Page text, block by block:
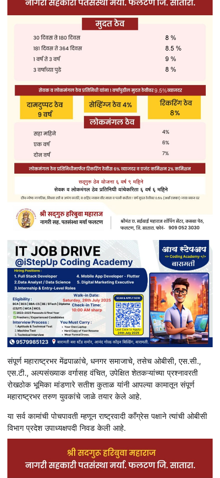
संपूर्ण महाराष्ट्रभर मेंढपाळांचे, धनगर समाजाचे, तसेच ओबीसी, एस.सी.,
एस.टी., अल्पसंख्याक वर्गासह वंचित, उपेक्षित शेतकऱ्यांच्या प्रश्नावरती
रोखठोक भूमिका मांडणारे सतीश कुताळ यांनी आपल्या कामातून संपूर्ण
महाराष्ट्रभर तरुण युवकांचे जाळे तयार केले आहे.
या सर्व कामांची पोचपावती म्हणून राष्ट्रवादी काँग्रेस पक्षाने त्यांची ओबीसी
विभाग प्रदेश उपाध्यक्षपदी निवड केली आहे.